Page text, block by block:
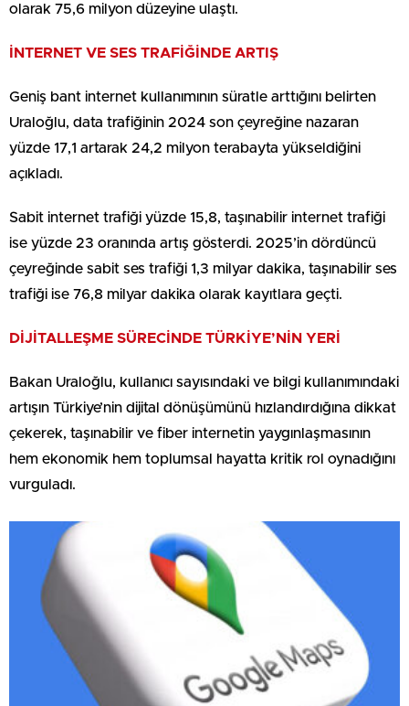
olarak 75,6 milyon düzeyine ulaştı.
İNTERNET VE SES TRAFİĞİNDE ARTIŞ
Geniş bant internet kullanımının süratle arttığını belirten
Uraloğlu, data trafiğinin 2024 son çeyreğine nazaran
yüzde 17,1 artarak 24,2 milyon terabayta yükseldiğini
açıkladı.
Sabit internet trafiği yüzde 15,8, taşınabilir internet trafiği
ise yüzde 23 oranında artış gösterdi. 2025’in dördüncü
çeyreğinde sabit ses trafiği 1,3 milyar dakika, taşınabilir ses
trafiği ise 76,8 milyar dakika olarak kayıtlara geçti.
DİJİTALLEŞME SÜRECİNDE TÜRKİYE’NİN YERİ
Bakan Uraloğlu, kullanıcı sayısındaki ve bilgi kullanımındaki
artışın Türkiye’nin dijital dönüşümünü hızlandırdığına dikkat
çekerek, taşınabilir ve fiber internetin yaygınlaşmasının
hem ekonomik hem toplumsal hayatta kritik rol oynadığını
vurguladı.